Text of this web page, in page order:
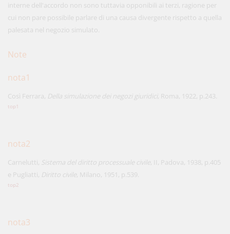
interne dell'accordo non sono tuttavia opponibili ai terzi, ragione per
cui non pare possibile parlare di una causa divergente rispetto a quella
palesata nel negozio simulato.
Note
nota1
Così Ferrara, Della simulazione dei negozi giuridici, Roma, 1922, p.243.
top1
nota2
Carnelutti, Sistema del diritto processuale civile, II, Padova, 1938, p.405
e Pugliatti, Diritto civile, Milano, 1951, p.539.
top2
nota3